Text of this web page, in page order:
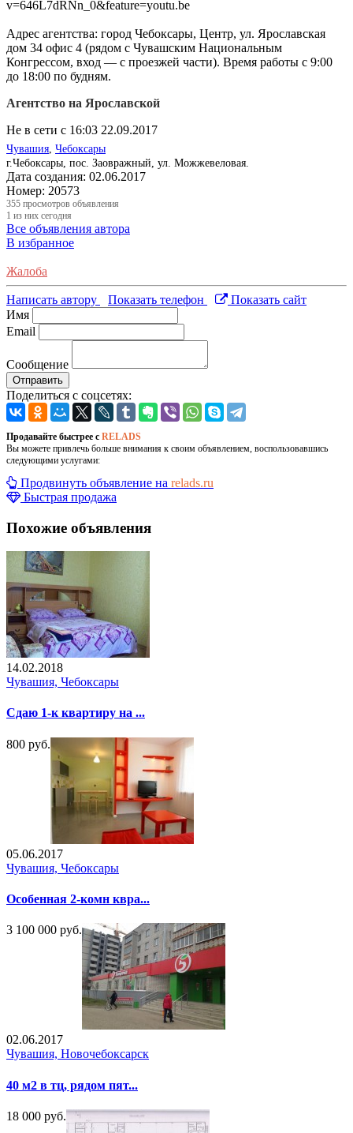
v=646L7dRNn_0&feature=youtu.be
Адрес агентства: город Чебоксары, Центр, ул. Ярославская
дом 34 офис 4 (рядом с Чувашским Национальным
Конгрессом, вход — с проезжей части). Время работы с 9:00
до 18:00 по будням.
Агентство на Ярославской
Не в сети с 16:03 22.09.2017
Чувашия Чебоксары
г.Чебоксары, пос. Заовражный, ул. Можжевеловая.
Дата создания: 02.06.2017
Номер: 20573
355 просмотров объявления
1 из них сегодня
Все объявления автора
В избранное
Жалоба
Написать автору Показать телефон
Показать сайт
Имя
Email
Сообщение
Отправить
Поделиться с соцсетях:
Продавайте быстрее с RELADS
Вы можете привлечь больше внимания к своим объявлением, воспользовавшись
следующими услугами:
Продвинуть объявление на relads.ru
Быстрая продажа
Похожие объявления
14.02.2018
Чувашия, Чебоксары
Сдаю 1-к квартиру на ...
800 руб.
05.06.2017
Чувашия, Чебоксары
Особенная 2-комн квра...
3 100 000 руб.
02.06.2017
Чувашия, Новочебоксарск
40 м2 в тц, рядом пят...
18 000 руб.